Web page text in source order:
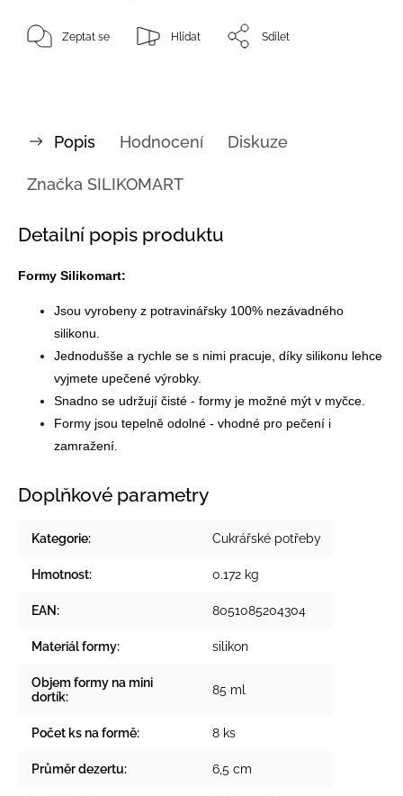
Zeptat se Hlídat Sdílet
Popis Hodnocení Diskuze
Značka SILIKOMART
Detailní popis produktu
Formy Silikomart:
Jsou vyrobeny z potravinářsky 100% nezávadného
silikonu.
Jednodušše a rychle se s nimi pracuje, díky silikonu lehce
vyjmete upečené výrobky.
Snadno se udržují čisté - formy je možné mýt v myčce.
Formy jsou tepelně odolné - vhodné pro pečení i
zamražení.
Doplňkové parametry
Kategorie: Cukrářské potřeby
Hmotnost: 0.172 kg
EAN: 8051085204304
Materiál formy: silikon
Objem formy na mini
dortík: 85 ml
Počet ks na formě: 8 ks
Průměr dezertu: 6,5 cm